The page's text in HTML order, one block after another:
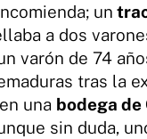
un
a dos
varón de 74
tras la
una bodega
sin duda,